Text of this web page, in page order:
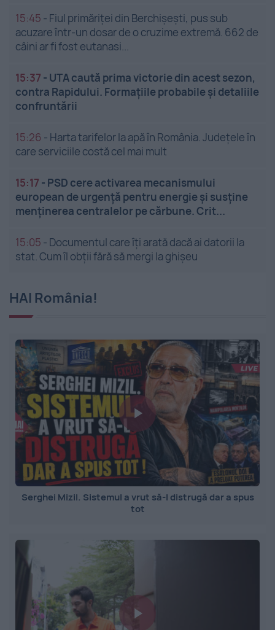
15:45 - Fiul primăriței din Berchișești, pus sub
acuzare într-un dosar de o cruzime extremă. 662 de
câini ar fi fost eutanasi...
15:37 - UTA caută prima victorie din acest sezon,
contra Rapidului. Formațiile probabile și detaliile
confruntării
15:26 - Harta tarifelor la apă în România. Județele în
care serviciile costă cel mai mult
15:17 - PSD cere activarea mecanismului
european de urgență pentru energie și susține
menținerea centralelor pe cărbune. Crit...
15:05 - Documentul care îți arată dacă ai datorii la
stat. Cum îl obții fără să mergi la ghișeu
HAI România!
Serghei Mizil. Sistemul a vrut să-l distrugă dar a spus
tot